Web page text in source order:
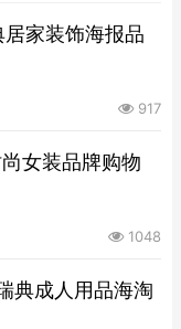
家装饰海报品
917
女装品牌购物
1048
典成人用品海淘